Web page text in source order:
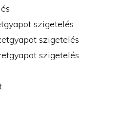
szigetelés
szigetelés
szigetelés